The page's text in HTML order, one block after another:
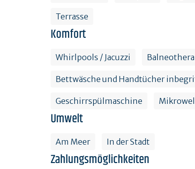
Terrasse
Komfort
Whirlpools / Jacuzzi
Bettwäsche und Handtücher
Geschirrspülmaschine
Umwelt
Am Meer In der Stadt
Zahlungsmöglichkeiten